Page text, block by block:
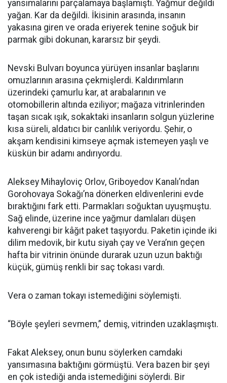
yansımalarını parçalamaya başlamıştı. Yağmur değildi
yağan. Kar da değildi. İkisinin arasında, insanın
yakasına giren ve orada eriyerek tenine soğuk bir
parmak gibi dokunan, kararsız bir şeydi.
Nevski Bulvarı boyunca yürüyen insanlar başlarını
omuzlarının arasına çekmişlerdi. Kaldırımların
üzerindeki çamurlu kar, at arabalarının ve
otomobillerin altında eziliyor; mağaza vitrinlerinden
taşan sıcak ışık, sokaktaki insanların solgun yüzlerine
kısa süreli, aldatıcı bir canlılık veriyordu. Şehir, o
akşam kendisini kimseye açmak istemeyen yaşlı ve
küskün bir adamı andırıyordu.
Aleksey Mihayloviç Orlov, Griboyedov Kanalı’ndan
Gorohovaya Sokağı’na dönerken eldivenlerini evde
bıraktığını fark etti. Parmakları soğuktan uyuşmuştu.
Sağ elinde, üzerine ince yağmur damlaları düşen
kahverengi bir kâğıt paket taşıyordu. Paketin içinde iki
dilim medovik, bir kutu siyah çay ve Vera’nın geçen
hafta bir vitrinin önünde durarak uzun uzun baktığı
küçük, gümüş renkli bir saç tokası vardı.
Vera o zaman tokayı istemediğini söylemişti.
“Böyle şeyleri sevmem,” demiş, vitrinden uzaklaşmıştı.
Fakat Aleksey, onun bunu söylerken camdaki
yansımasına baktığını görmüştü. Vera bazen bir şeyi
en çok istediği anda istemediğini söylerdi. Bir